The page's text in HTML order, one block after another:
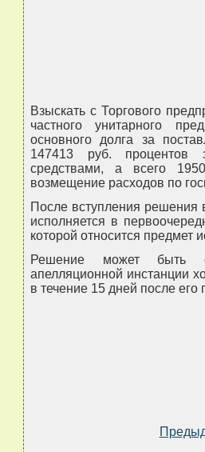
Взыскать с Торгового
частного унитарного
основного долга за
147413 руб. процентов
средствами, а всего
возмещение расходов по
После вступления решения
исполняется в
которой относится предмет
Решение может быть
апелляционной инстанции
в течение 15 дней после его